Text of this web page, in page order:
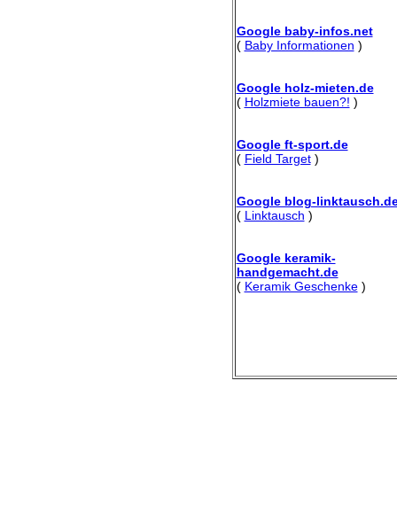
Google baby-infos.net
( Baby Informationen )
Google holz-mieten.de
( Holzmiete bauen?! )
Google ft-sport.de
( Field Target)
Google blog-
( Linktausch )
Google keramik-
handgemacht.de
( Keramik Geschenke)